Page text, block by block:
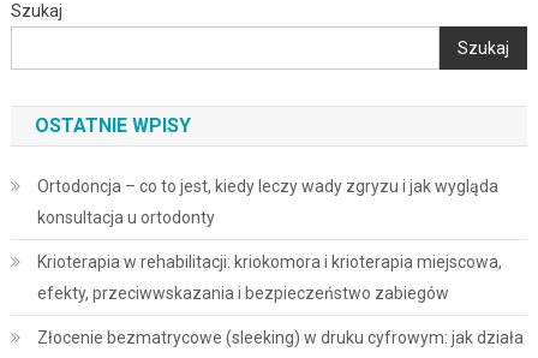
Szukaj
Szukaj
OSTATNIE WPISY
Ortodoncja – co to jest, kiedy leczy wady zgryzu i jak wygląda
konsultacja u ortodonty
Krioterapia w rehabilitacji: kriokomora i krioterapia miejscowa,
efekty, przeciwwskazania i bezpieczeństwo zabiegów
Złocenie bezmatrycowe (sleeking) w druku cyfrowym: jak działa